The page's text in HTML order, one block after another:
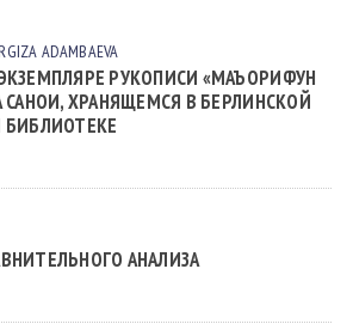
ADAMBAEVA
РУКОПИСИ «МАЪОРИФУН
САНОИ, ХРАНЯЩЕМСЯ В БЕРЛИНСКОЙ
БИБЛИОТЕКЕ
АНАЛИЗА